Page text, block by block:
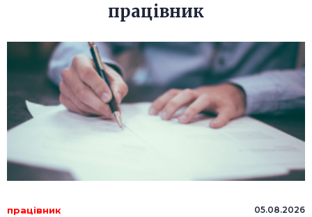
працівник
працівник 05.08.2026